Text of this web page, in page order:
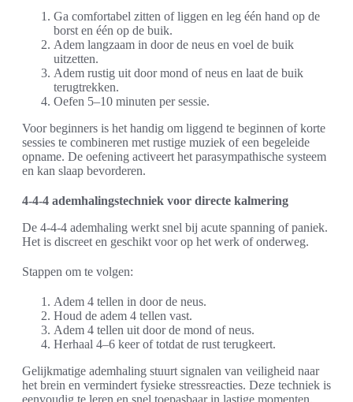
Ga comfortabel zitten of liggen en leg één hand op de
borst en één op de buik.
Adem langzaam in door de neus en voel de buik
uitzetten.
Adem rustig uit door mond of neus en laat de buik
terugtrekken.
Oefen 5–10 minuten per sessie.
Voor beginners is het handig om liggend te beginnen of korte
sessies te combineren met rustige muziek of een begeleide
opname. De oefening activeert het parasympathische systeem
en kan slaap bevorderen.
4-4-4 ademhalingstechniek voor directe kalmering
De 4-4-4 ademhaling werkt snel bij acute spanning of paniek.
Het is discreet en geschikt voor op het werk of onderweg.
Stappen om te volgen:
Adem 4 tellen in door de neus.
Houd de adem 4 tellen vast.
Adem 4 tellen uit door de mond of neus.
Herhaal 4–6 keer of totdat de rust terugkeert.
Gelijkmatige ademhaling stuurt signalen van veiligheid naar
het brein en vermindert fysieke stressreacties. Deze techniek is